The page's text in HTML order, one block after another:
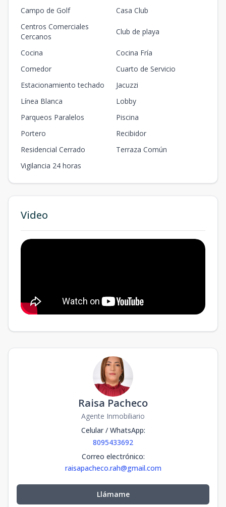
Campo de Golf
Casa Club
Centros Comerciales
Cercanos
Club de playa
Cocina
Cocina Fría
Comedor
Cuarto de Servicio
Estacionamiento techado
Jacuzzi
Línea Blanca
Lobby
Parqueos Paralelos
Piscina
Portero
Recibidor
Residencial Cerrado
Terraza Común
Vigilancia 24 horas
Video
Raisa Pacheco
Agente Inmobiliario
Celular / WhatsApp:
8095433692
Correo electrónico:
raisapacheco.rah@gmail.com
Llámame